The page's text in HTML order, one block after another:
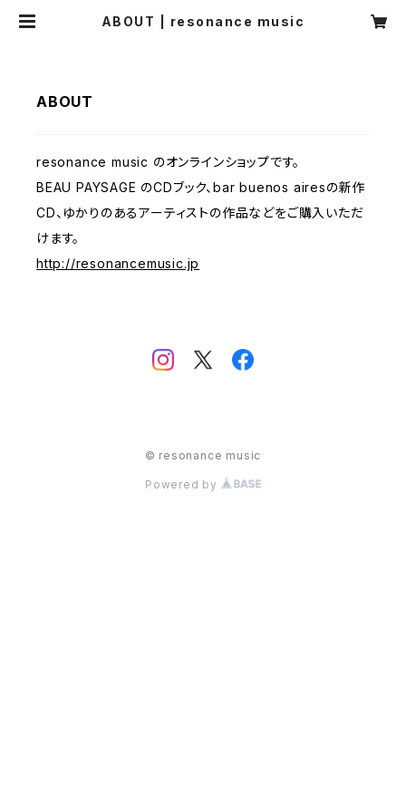
ABOUT | resonance music
ABOUT
resonance music のオンラインショップです。
BEAU PAYSAGE のCDブック、bar buenos airesの新作
CD、ゆかりのあるアーティストの作品などをご購入いただ
けます。
http://resonancemusic.jp
© resonance music
Powered by